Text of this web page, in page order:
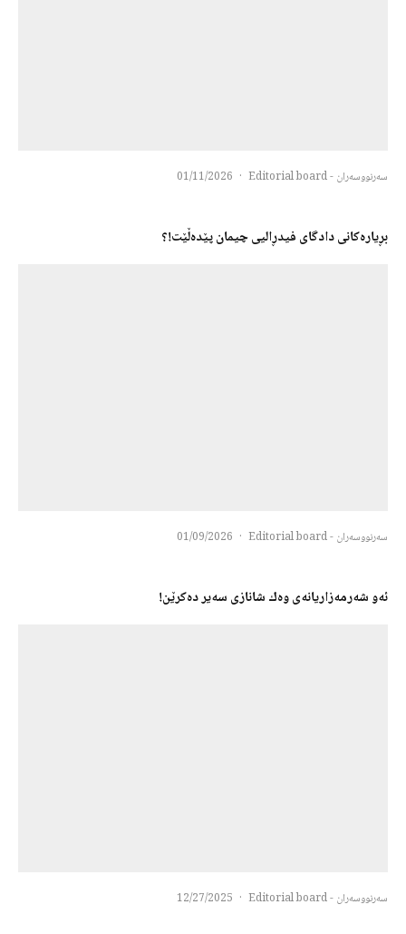
سەرنووسەران - Editorial board ·
01/11/2026
بڕیارەكانی دادگای فیدڕالیی چیمان پێدەڵێت!؟
سەرنووسەران - Editorial board ·
01/09/2026
ئەو شەرمەزاریانەی وەك شانازی سەیر دەكرێن!
سەرنووسەران - Editorial board ·
12/27/2025